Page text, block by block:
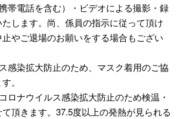
帯電話を含む）・ビデオによる撮影・録
します。尚、係員の指示に従って頂け
やご退場のお願いをする場合もござい
感染拡大防止のため、マスク着用のご協
。
ロナウイルス感染拡大防止のため検温・
頂きます。37.5度以上の発熱が見られる